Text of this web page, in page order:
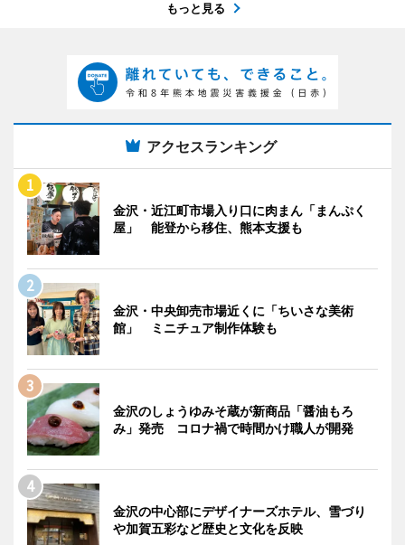
もっと見る
アクセスランキング
金沢・近江町市場入り口に肉まん「まんぷく
屋」 能登から移住、熊本支援も
金沢・中央卸売市場近くに「ちいさな美術
館」 ミニチュア制作体験も
金沢のしょうゆみそ蔵が新商品「醤油もろ
み」発売 コロナ禍で時間かけ職人が開発
金沢の中心部にデザイナーズホテル、雪づり
や加賀五彩など歴史と文化を反映